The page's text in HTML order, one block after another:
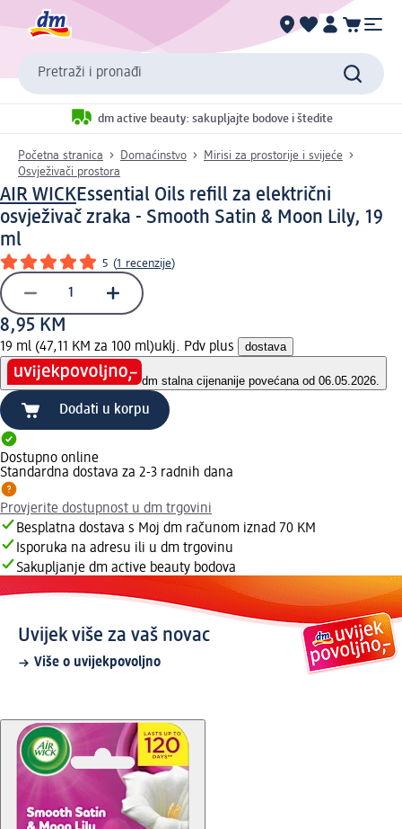
Pretraži i pronađi
dm active beauty: sakupljajte bodove i štedite
Početna stranica Domaćinstvo
Mirisi za prostorije i svijeće
Osvježivači prostora
AIR WICKEssential Oils refill za električni
osvježivač zraka - Smooth Satin & Moon Lily, 19
ml
5 (1 recenzije)
8,95 KM
19 ml (47,11 KM za 100 ml)uklj. Pdv plus dostava
dm stalna cijenanije povećana od 06.05.2026.
Dodati u korpu
Dostupno online
Standardna dostava za 2-3 radnih dana
Provjerite dostupnost u dm trgovini
Besplatna dostava s Moj dm računom iznad 70 KM
Isporuka na adresu ili u dm trgovinu
Sakupljanje dm active beauty bodova
Uvijek više za vaš novac
Više o uvijekpovoljno